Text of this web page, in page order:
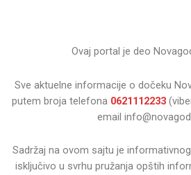
Ovaj portal je deo
Sve aktuelne informacije o dočeku
putem broja telefona 0621112233
email
Sadržaj na ovom sajtu je
isključivo u svrhu pružanja opštih